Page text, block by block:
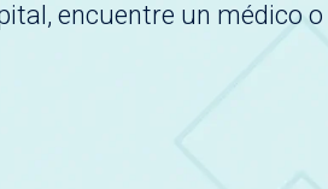
encuentre un médico